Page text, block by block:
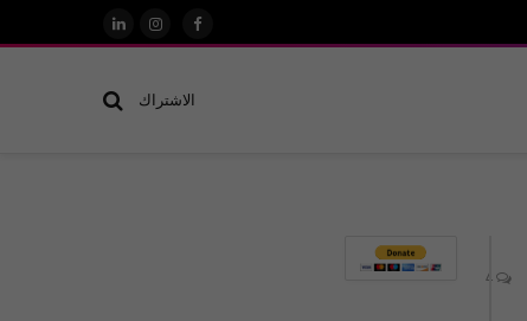
فيسبوكالانستغرام
لينكدإن
الاشتراك